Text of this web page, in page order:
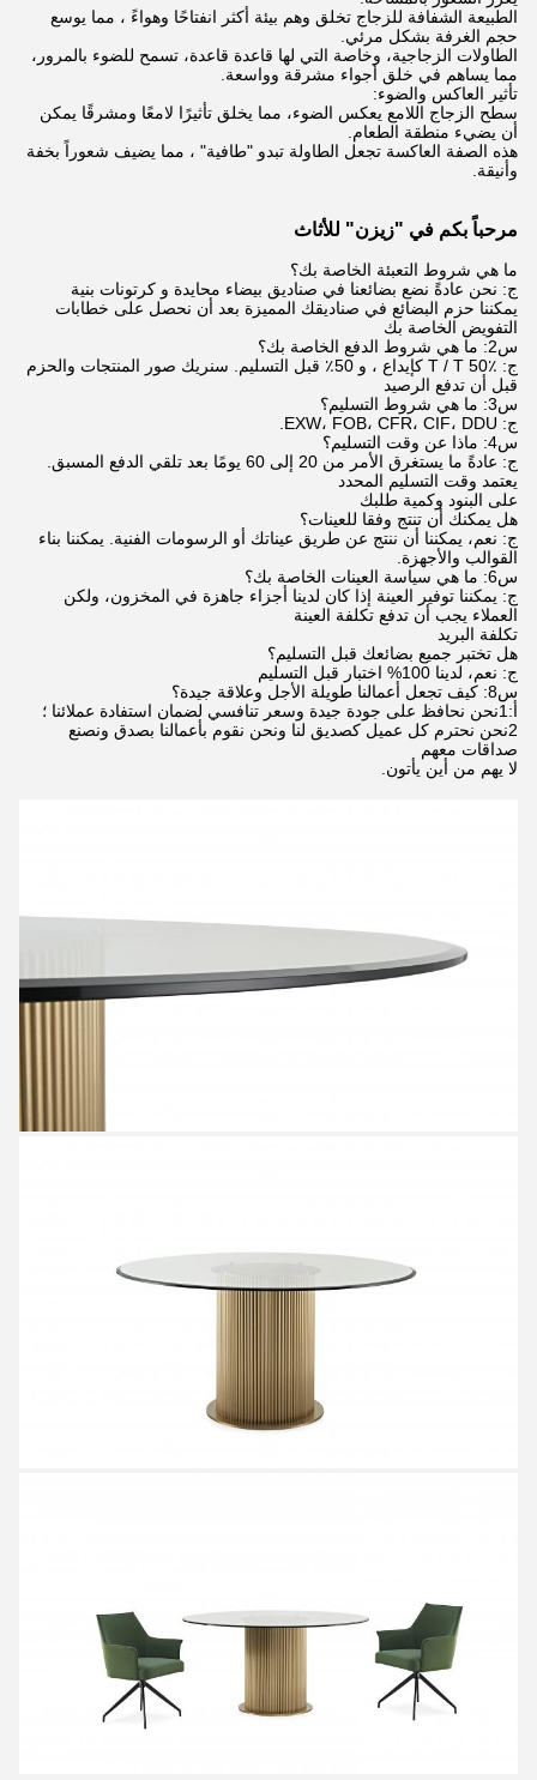
الطبيعة الشفافة للزجاج تخلق وهم بيئة أكثر انفتاحًا وهواءً ، مما يوسع
حجم الغرفة بشكل مرئي.
الطاولات الزجاجية، وخاصة التي لها قاعدة قاعدة، تسمح للضوء بالمرور،
مما يساهم في خلق أجواء مشرقة وواسعة.
تأثير العاكس والضوء:
سطح الزجاج اللامع يعكس الضوء، مما يخلق تأثيرًا لامعًا ومشرقًا يمكن
أن يضيء منطقة الطعام.
هذه الصفة العاكسة تجعل الطاولة تبدو "طافية" ، مما يضيف شعوراً بخفة
وأنيقة.
مرحباً بكم في "زيزن" للأثاث
ما هي شروط التعبئة الخاصة بك؟
ج: نحن عادةً نضع بضائعنا في صناديق بيضاء محايدة و كرتونات بنية
يمكننا حزم البضائع في صناديقك المميزة بعد أن نحصل على خطابات
التفويض الخاصة بك
س2: ما هي شروط الدفع الخاصة بك؟
ج: T / T 50٪ كإيداع ، و 50٪ قبل التسليم. سنريك صور المنتجات والحزم
قبل أن تدفع الرصيد
س3: ما هي شروط التسليم؟
ج: EXW، FOB، CFR، CIF، DDU.
س4: ماذا عن وقت التسليم؟
ج: عادةً ما يستغرق الأمر من 20 إلى 60 يومًا بعد تلقي الدفع المسبق.
يعتمد وقت التسليم المحدد
على البنود وكمية طلبك
هل يمكنك أن تنتج وفقا للعينات؟
ج: نعم، يمكننا أن ننتج عن طريق عيناتك أو الرسومات الفنية. يمكننا بناء
القوالب والأجهزة.
س6: ما هي سياسة العينات الخاصة بك؟
ج: يمكننا توفير العينة إذا كان لدينا أجزاء جاهزة في المخزون، ولكن
العملاء يجب أن تدفع تكلفة العينة
تكلفة البريد
هل تختبر جميع بضائعك قبل التسليم؟
ج: نعم، لدينا 100% اختبار قبل التسليم
س8: كيف تجعل أعمالنا طويلة الأجل وعلاقة جيدة؟
أ:1نحن نحافظ على جودة جيدة وسعر تنافسي لضمان استفادة عملائنا ؛
2نحن نحترم كل عميل كصديق لنا ونحن نقوم بأعمالنا بصدق ونصنع
صداقات معهم
لا يهم من أين يأتون.